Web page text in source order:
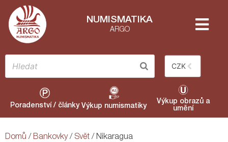
NUMISMATIKA
ARGO
CZK
Poradenství / články Výkup numismatiky
Výkup obrazů a
umění
Domů / Bankovky/ Svět / Nikaragua